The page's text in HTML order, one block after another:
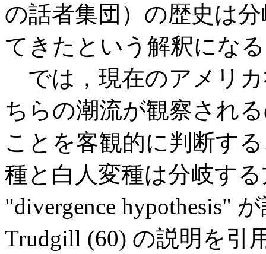
の話者集団）の歴史は
てきたという解釈にな
では，現在のアメリ
ちらの潮流が観察され
ことを客観的に判断す
種と白人変種は分岐す
"divergence hypothesis"
Trudgill (60) の説明を引